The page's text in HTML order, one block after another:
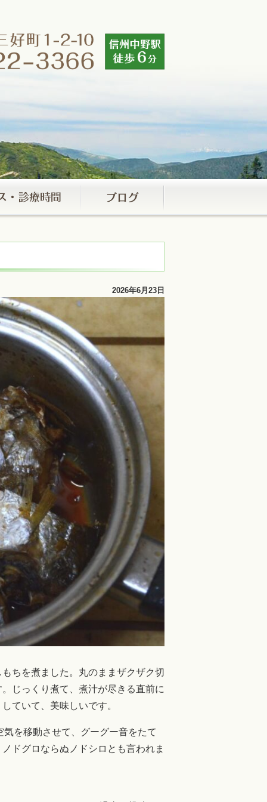
2026年6月23日
ちを煮ました。丸のままザクザク切
っくり煮て、煮汁が尽きる直前に
ていて、美味しいです。
を移動させて、グーグー音をたて
ドグロならぬノドシロとも言われま